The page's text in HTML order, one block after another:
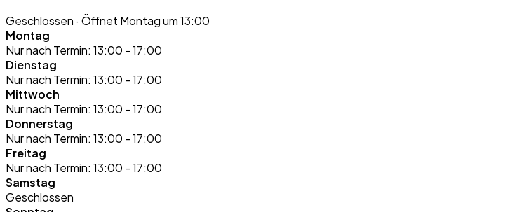
Geschlossen · Öffnet Montag um 13:00
Montag
Nur nach Termin: 13:00 - 17:00
Dienstag
Nur nach Termin: 13:00 - 17:00
Mittwoch
Nur nach Termin: 13:00 - 17:00
Donnerstag
Nur nach Termin: 13:00 - 17:00
Freitag
Nur nach Termin: 13:00 - 17:00
Samstag
Geschlossen